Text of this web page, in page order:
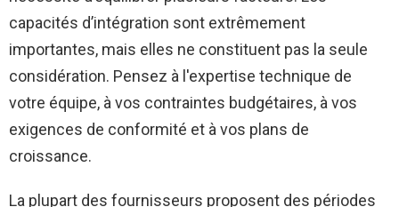
capacités d’intégration sont extrêmement
importantes, mais elles ne constituent pas la seule
considération. Pensez à l'expertise technique de
votre équipe, à vos contraintes budgétaires, à vos
exigences de conformité et à vos plans de
croissance.
La plupart des fournisseurs proposent des périodes